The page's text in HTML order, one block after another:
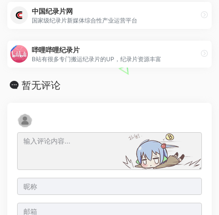
中国纪录片网
国家级纪录片新媒体综合性产业运营平台
哔哩哔哩纪录片
B站有很多专门搬运纪录片的UP，纪录片资源丰富
暂无评论